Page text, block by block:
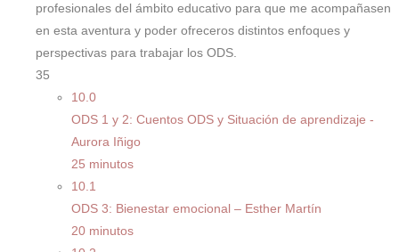
profesionales del ámbito educativo para que me acompañasen
en esta aventura y poder ofreceros distintos enfoques y
perspectivas para trabajar los ODS.
35
10.0
ODS 1 y 2: Cuentos ODS y Situación de aprendizaje -
Aurora Iñigo
25 minutos
10.1
ODS 3: Bienestar emocional – Esther Martín
20 minutos